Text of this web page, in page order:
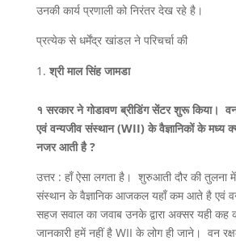
उनकी कार्य प्रणाली को निरंतर देख रहे है।
प्रत्येक से धर्मेंद्र खांडल ने परिचर्चा की
श्री माल सिंह जामडा
१ सरकार ने गोडावण ब्रीडिंग सेंटर शुरू किया। वन
एवं वन्यजीव संस्थान (WII) के वैज्ञानिकों के मध्य
नजर आती है ?
उत्तर : हाँ ऐसा लगता है। शुरुआती दौर की तुलना में
संस्थान के वैज्ञानिक आजकल यहाँ कम आते है एवं वन
सहज सवाल का जवाब उनके द्वारा अक्सर यही कह
जानकारी हमें नहीं है WII के लोग ही जाने। वन